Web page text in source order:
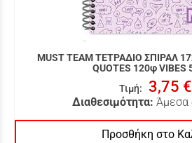
MUST TEAM ΤΕΤΡΑΔΙΟ ΣΠΙΡΑΛ
QUOTES 120φ VIBES
Τιμή: 3,75 €
Διαθεσιμότητα: Άμεσα
Προσθήκη στο